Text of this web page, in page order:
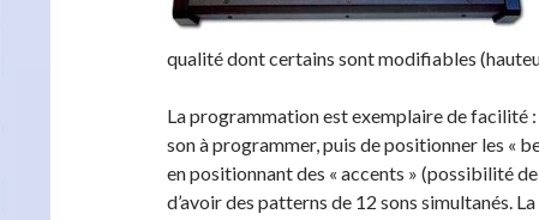
qualité dont certains sont modifiables
La programmation est exemplaire de facilité
son à programmer, puis de positionner les «
en positionnant des « accents » (possibilité
d’avoir des patterns de 12 sons simultanés.